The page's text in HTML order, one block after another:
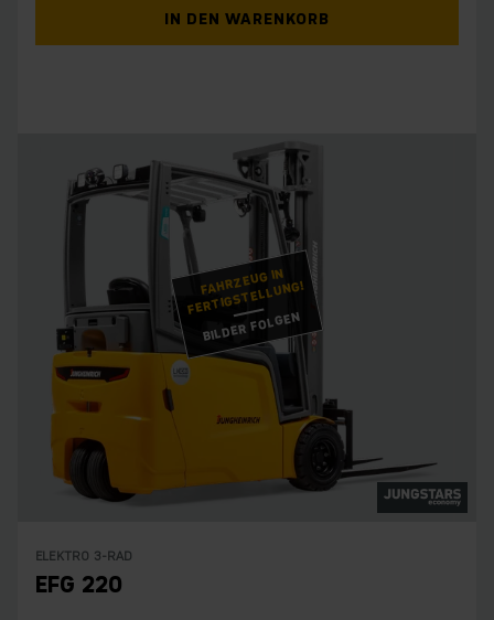
IN DEN WARENKORB
FAHRZEUG IN
FERTIGSTELLUNG!
BILDER FOLGEN
ELEKTRO 3-RAD
EFG 220